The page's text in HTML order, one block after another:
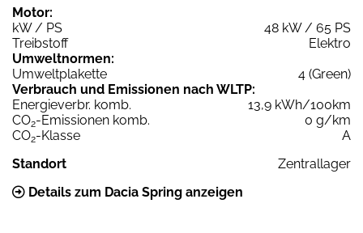
Motor:
kW / PS
48 kW / 65 PS
Treibstoff
Elektro
Umweltnormen:
Umweltplakette
4 (Green)
Verbrauch und Emissionen nach WLTP:
Energieverbr. komb.
13,9 kWh/100km
CO2-Emissionen komb.
0 g/km
CO2-Klasse
A
Standort
Zentrallager
Details zum Dacia Spring anzeigen